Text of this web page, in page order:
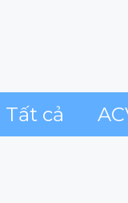
Tất cả